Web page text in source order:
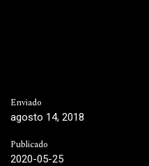
Enviado
agosto 14, 2018
Publicado
2020-05-25